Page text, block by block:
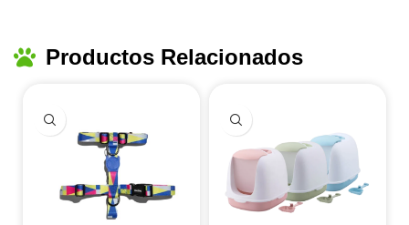
Productos Relacionados